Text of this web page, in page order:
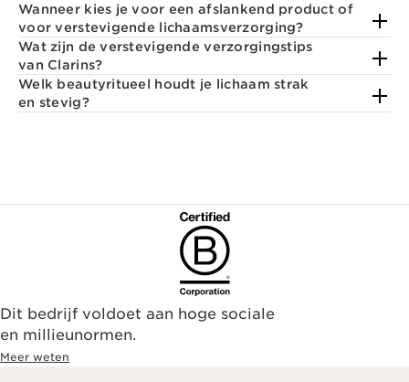
Wanneer kies je voor een afslankend product of
voor verstevigende lichaamsverzorging?
Wat zijn de verstevigende verzorgingstips
van Clarins?
Welk beautyritueel houdt je lichaam strak
en stevig?
Dit bedrijf voldoet aan hoge sociale
en millieunormen.
Meer weten